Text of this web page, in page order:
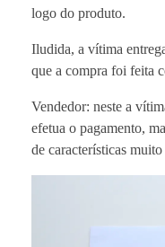
logo do produto.
Iludida, a vítima
que a compra foi feita
Vendedor: neste a
efetua o pagamento,
de características